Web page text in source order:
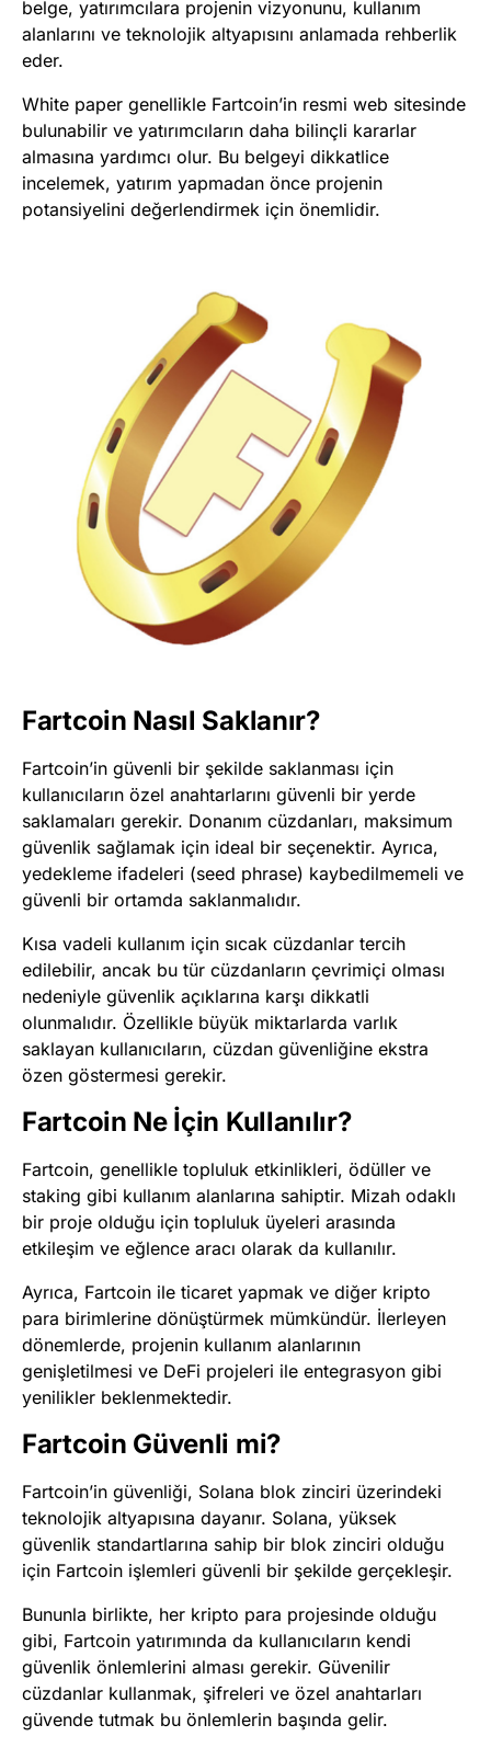
belge, yatırımcılara projenin vizyonunu, kullanım
alanlarını ve teknolojik altyapısını anlamada rehberlik
eder.
White paper genellikle Fartcoin’in resmi web sitesinde
bulunabilir ve yatırımcıların daha bilinçli kararlar
almasına yardımcı olur. Bu belgeyi dikkatlice
incelemek, yatırım yapmadan önce projenin
potansiyelini değerlendirmek için önemlidir.
Fartcoin Nasıl Saklanır?
Fartcoin’in güvenli bir şekilde saklanması için
kullanıcıların özel anahtarlarını güvenli bir yerde
saklamaları gerekir. Donanım cüzdanları, maksimum
güvenlik sağlamak için ideal bir seçenektir. Ayrıca,
yedekleme ifadeleri (seed phrase) kaybedilmemeli ve
güvenli bir ortamda saklanmalıdır.
Kısa vadeli kullanım için sıcak cüzdanlar tercih
edilebilir, ancak bu tür cüzdanların çevrimiçi olması
nedeniyle güvenlik açıklarına karşı dikkatli
olunmalıdır. Özellikle büyük miktarlarda varlık
saklayan kullanıcıların, cüzdan güvenliğine ekstra
özen göstermesi gerekir.
Fartcoin Ne İçin Kullanılır?
Fartcoin, genellikle topluluk etkinlikleri, ödüller ve
staking gibi kullanım alanlarına sahiptir. Mizah odaklı
bir proje olduğu için topluluk üyeleri arasında
etkileşim ve eğlence aracı olarak da kullanılır.
Ayrıca, Fartcoin ile ticaret yapmak ve diğer kripto
para birimlerine dönüştürmek mümkündür. İlerleyen
dönemlerde, projenin kullanım alanlarının
genişletilmesi ve DeFi projeleri ile entegrasyon gibi
yenilikler beklenmektedir.
Fartcoin Güvenli mi?
Fartcoin’in güvenliği, Solana blok zinciri üzerindeki
teknolojik altyapısına dayanır. Solana, yüksek
güvenlik standartlarına sahip bir blok zinciri olduğu
için Fartcoin işlemleri güvenli bir şekilde gerçekleşir.
Bununla birlikte, her kripto para projesinde olduğu
gibi, Fartcoin yatırımında da kullanıcıların kendi
güvenlik önlemlerini alması gerekir. Güvenilir
cüzdanlar kullanmak, şifreleri ve özel anahtarları
güvende tutmak bu önlemlerin başında gelir.